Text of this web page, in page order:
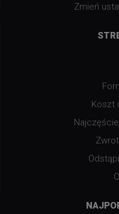
Zmień
Koszt